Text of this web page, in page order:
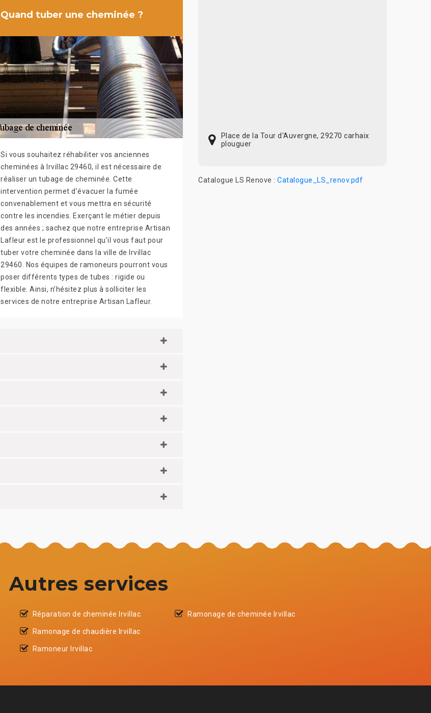
Quand tuber une cheminée ?
Si vous souhaitez réhabiliter vos anciennes
cheminées à Irvillac 29460, il est nécessaire de
réaliser un tubage de cheminée. Cette
intervention permet d’évacuer la fumée
convenablement et vous mettra en sécurité
contre les incendies. Exerçant le métier depuis
des années ; sachez que notre entreprise Artisan
Lafleur est le professionnel qu’il vous faut pour
tuber votre cheminée dans la ville de Irvillac
29460. Nos équipes de ramoneurs pourront vous
poser différents types de tubes : rigide ou
flexible. Ainsi, n’hésitez plus à solliciter les
services de notre entreprise Artisan Lafleur.
Place de la Tour d'Auvergne, 29270 carhaix
plouguer
Catalogue LS Renove : Catalogue_LS_renov.pdf
Autres services
Réparation de cheminée Irvillac
Ramonage de chaudière Irvillac
Ramoneur Irvillac
Ramonage de cheminée Irvillac